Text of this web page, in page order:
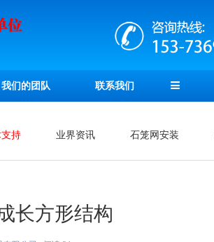
我们的团队 联系我们
持 业界资讯 石笼网安装
长方形结构